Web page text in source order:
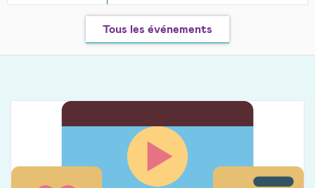
Tous les événements